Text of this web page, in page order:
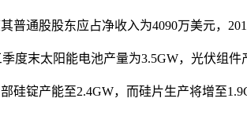
通股股东应占净收入为4090万美元，
末太阳能电池产量为3.5GW，光伏组件
锭产能至2.4GW，而硅片生产将增至